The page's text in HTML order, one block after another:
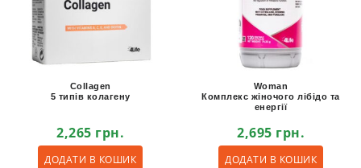
Collagen
5 типів колагену
2,265 грн.
ДОДАТИ В КОШИК
Woman
Комплекс жіночого лібідо та
енергії
2,695 грн.
ДОДАТИ В КОШИК